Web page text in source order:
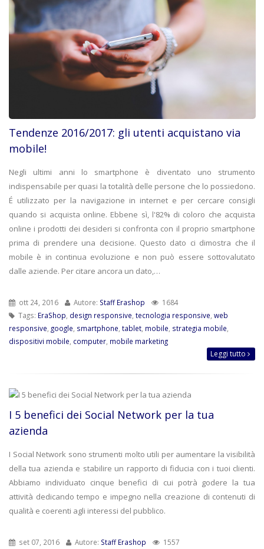
Tendenze 2016/2017: gli utenti acquistano via
mobile!
Negli ultimi anni lo smartphone è diventato uno strumento
indispensabile per quasi la totalità delle persone che lo possiedono.
É utilizzato per la navigazione in internet e per cercare consigli
quando si acquista online. Ebbene sì, l'82% di coloro che acquista
online i prodotti dei desideri si confronta con il proprio smartphone
prima di prendere una decisione. Questo dato ci dimostra che il
mobile è in continua evoluzione e non può essere sottovalutato
dalle aziende. Per citare ancora un dato,…
ott 24, 2016 Autore: Staff Erashop
1684
Tags: EraShop design responsive tecnologia responsive web
responsive google smartphone tablet mobile strategia mobile
dispositivi mobile computer mobile marketing
Leggi tutto
I 5 benefici dei Social Network per la tua
azienda
I Social Network sono strumenti molto utili per aumentare la visibilità
della tua azienda e stabilire un rapporto di fiducia con i tuoi clienti.
Abbiamo individuato cinque benefici di cui potrà godere la tua
attività dedicando tempo e impegno nella creazione di contenuti di
qualità e coerenti agli interessi del pubblico.
set 07, 2016 Autore: Staff Erashop
1557